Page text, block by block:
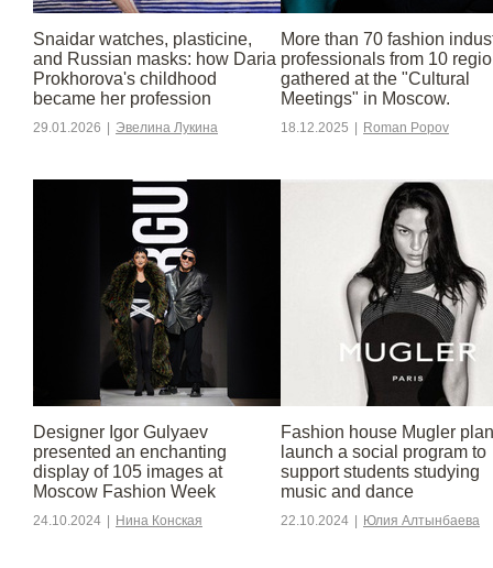
Snaidar watches, plasticine,
and Russian masks: how Daria
Prokhorova's childhood
became her profession
29.01.2026 Эвелина Лукина
More than 70 fashion
professionals from 10
gathered at the "Cultural
Meetings" in Moscow.
18.12.2025 Roman Popov
Designer Igor Gulyaev
presented an enchanting
display of 105 images at
Moscow Fashion Week
24.10.2024 Нина Конская
Fashion house Mugler
launch a social program to
support students studying
music and dance
22.10.2024 Юлия Алтынбаева